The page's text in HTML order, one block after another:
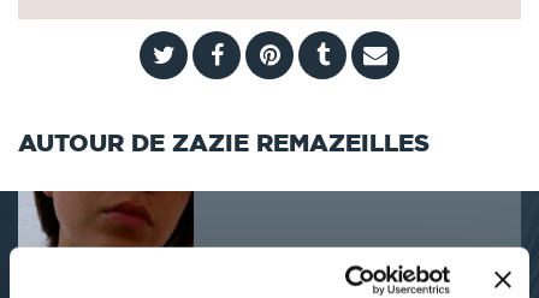
AUTOUR DE ZAZIE REMAZEILLES
DÉCOUVRIR ZAZIE